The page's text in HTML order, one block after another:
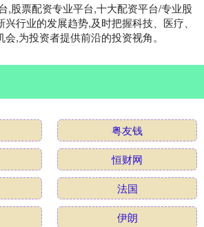
,股票配资专业平台,十大配资平台/专业股
行业的发展趋势,及时把握科技、医疗、
,为投资者提供前沿的投资视角。
粤友钱
恒财网
法国
伊朗